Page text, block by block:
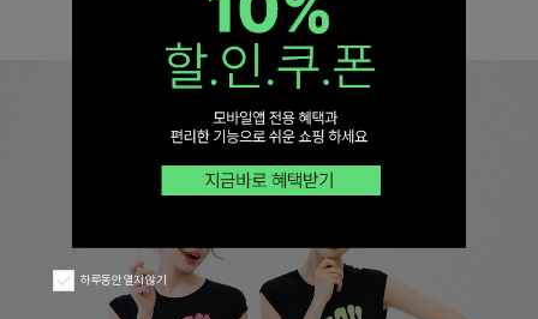
하루동안 열지 않기